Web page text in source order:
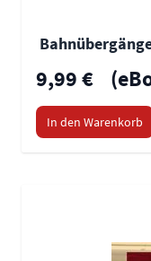
9,99 €
In den Warenkorb